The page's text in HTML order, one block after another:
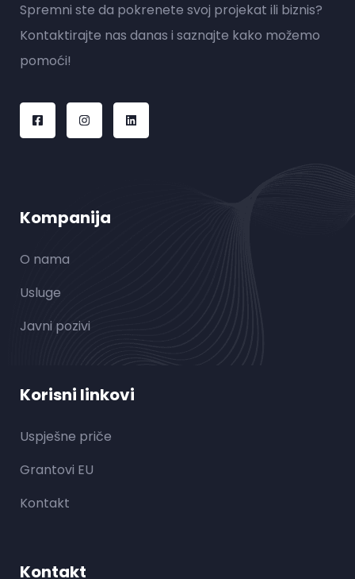
Spremni ste da pokrenete svoj projekat ili biznis?
Kontaktirajte nas danas i saznajte kako možemo
pomoći!
Kompanija
O nama
Usluge
Javni pozivi
Korisni linkovi
Uspješne priče
Grantovi EU
Kontakt
Kontakt